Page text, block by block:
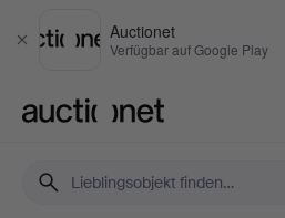
Schließen
Auctionet
Verfügbar auf Google Play